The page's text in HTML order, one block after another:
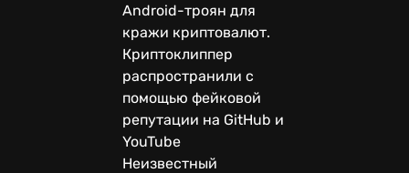
Android-троян для
кражи криптовалют.
Криптоклиппер
распространили с
помощью фейковой
репутации на GitHub и
YouTube
Неизвестный